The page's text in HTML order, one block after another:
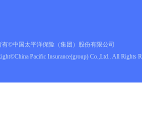
有©中国太平洋保险（集团）股份有限公司
Pacific Insurance(group) Co.,Ltd.. All Rights